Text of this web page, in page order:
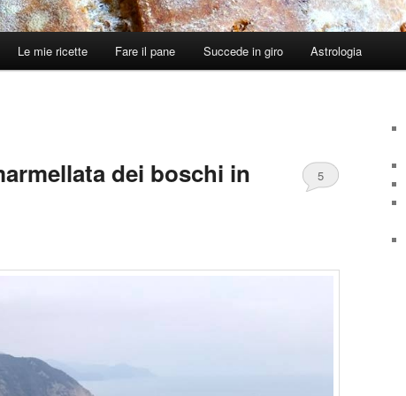
Le mie ricette Fare il pane Succede in giro Astrologia
dei boschi in
5